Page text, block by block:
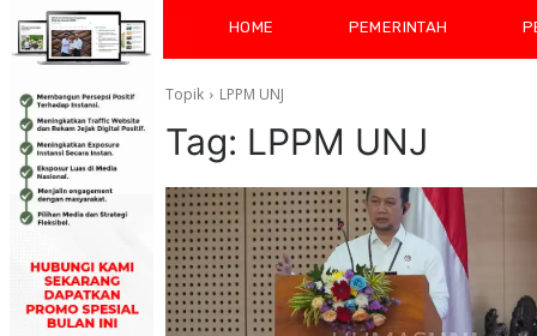
HOME PEMERINTAH
Topik LPPM UNJ
Tag: LPPM UNJ